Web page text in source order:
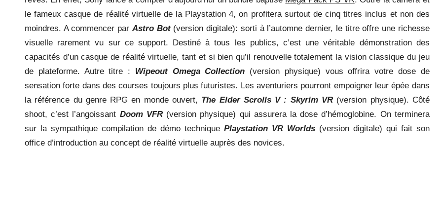
le fameux casque de réalité virtuelle de la Playstation 4, on profitera surtout de cinq titres inclus et non des
moindres. A commencer parAstro Bot (version digitale): sorti à l’automne dernier, le titre offre une richesse
visuelle rarement vu sur ce support. Destiné à tous les publics, c’est une véritable démonstration des
capacités d’un casque de réalité virtuelle, tant et si bien qu’il renouvelle totalement la vision classique du jeu
de plateforme. Autre titre : Wipeout Omega Collection (version physique) vous offrira votre dose de
sensation forte dans des courses toujours plus futuristes. Les aventuriers pourront empoigner leur épée dans
la référence du genre RPG en monde ouvert, The Elder Scrolls V : Skyrim VR (version physique). Côté
shoot, c’est l’angoissant Doom VFR(version physique) qui assurera la dose d’hémoglobine. On terminera
sur la sympathique compilation de démo technique Playstation VR Worlds(version digitale) qui fait son
office d’introduction au concept de réalité virtuelle auprès des novices.